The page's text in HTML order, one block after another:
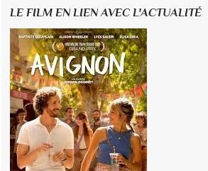
LE FILM EN LIEN AVEC L'ACTUALITÉ